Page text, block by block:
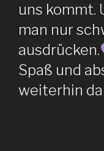
uns kommt.
man nur
ausdrücken.
Spaß und
weiterhin